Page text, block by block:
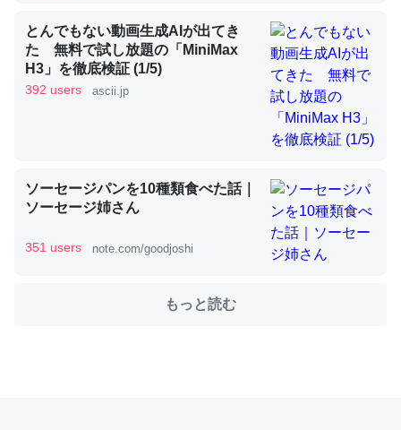
これを元に考えるとカルシウムを大量に使う脊椎動物と貝
類は苦労してるんだな…。腹足類だと殻を無くしてナメク
ちぼちRingも置こうかと画策中。あと、Googleマップで
とんでもない動画生成AIが出てき
た 無料で試し放題の「MiniMax
H3」を徹底検証 (1/5)
392 users ascii.jp
ソーセージパンを10種類食べた話｜
ソーセージ姉さん
351 users note.com/goodjoshi
もっと読む